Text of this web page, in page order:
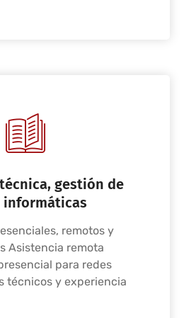
gestión de
informáticas
remotos y
Asistencia remota
para redes
técnicos y experiencia